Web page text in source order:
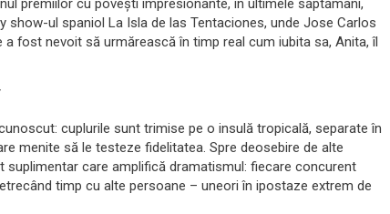
premiilor cu povești impresionante, în ultimele săptămâni,
ul spaniol La Isla de las Tentaciones, unde Jose Carlos
fost nevoit să urmărească în timp real cum iubita sa, Anita, îl
cuplurile sunt trimise pe o insulă tropicală, separate în
menite să le testeze fidelitatea. Spre deosebire de alte
care amplifică dramatismul: fiecare concurent
timp cu alte persoane – uneori în ipostaze extrem de